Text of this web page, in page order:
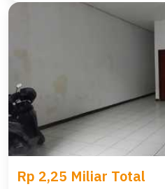
Rp 2,25 Miliar Total